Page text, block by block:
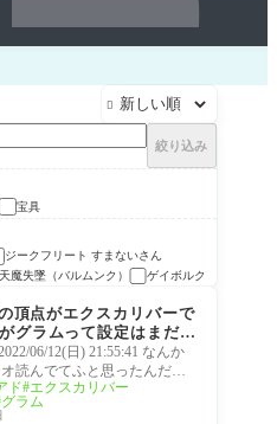

絞り込み
宝具
ジークフリート すまないさん
魔失墜（バルムンク） ゲイボルク
頂点がエクスカリバーで
グラムって設定はまだ生
な？そもそも聖剣魔剣の
06/12(日) 21:55:41 なんか
読んでてふと思ったんだけ
で一番ランクが上の聖剣な
ド エクスカリバー
グラム